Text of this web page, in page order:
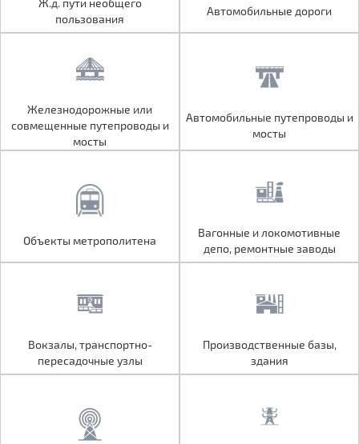
Ж.д. пути необщего
пользования
Автомобильные дороги
Железнодорожные или
совмещенные путепроводы и
мосты
Автомобильные путепроводы и
мосты
Вагонные и локомотивные
Вокзалы, транспортно-
пересадочные узлы
Производственные базы,
пользования
Автомобильные дороги
Железнодорожные или
совмещенные путепроводы и
мосты
Автомобильные путепроводы и
мосты
Объекты метрополитена
Вагонные и локомотивные
депо, ремонтные заводы
Вокзалы, транспортно-
пересадочные узлы
Производственные базы,
здания